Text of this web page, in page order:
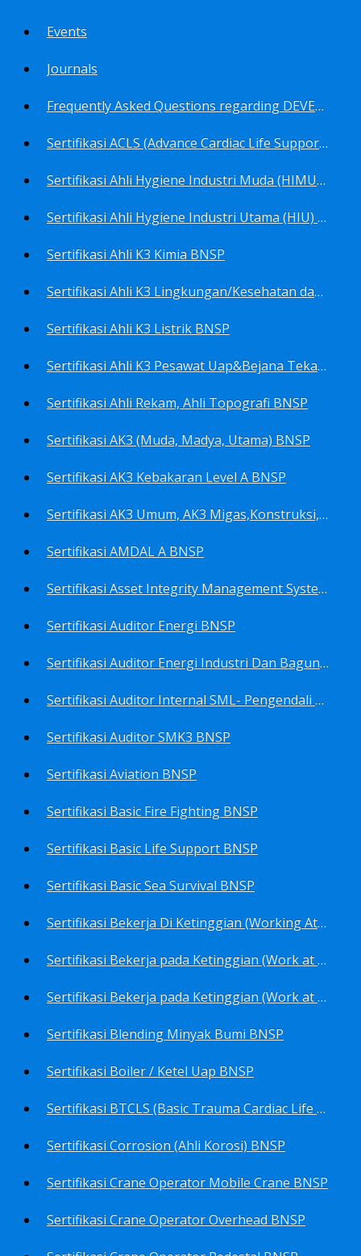
Events
Journals
Frequently Asked Questions regarding DEVELOP Training Center
Sertifikasi ACLS (Advance Cardiac Life Support) BNSP
Sertifikasi Ahli Hygiene Industri Muda (HIMU) BNSP
Sertifikasi Ahli Hygiene Industri Utama (HIU) BNSP
Sertifikasi Ahli K3 Kimia BNSP
Sertifikasi Ahli K3 Lingkungan/Kesehatan dan Keselamatan Kerja Lingkungan
Sertifikasi Ahli K3 Listrik BNSP
Sertifikasi Ahli K3 Pesawat Uap&Bejana Tekan BNSP
Sertifikasi Ahli Rekam, Ahli Topografi BNSP
Sertifikasi AK3 (Muda, Madya, Utama) BNSP
Sertifikasi AK3 Kebakaran Level A BNSP
Sertifikasi AK3 Umum, AK3 Migas,Konstruksi,Listrik&Boiler BNSP
Sertifikasi AMDAL A BNSP
Sertifikasi Asset Integrity Management System BNSP
Sertifikasi Auditor Energi BNSP
Sertifikasi Auditor Energi Industri Dan Bagunan Gedung BNSP
Sertifikasi Auditor Internal SML- Pengendali Dan Penerapan SML- Perencana SML- Manajer SML- Pengendali Dokumen SML BNSP
Sertifikasi Auditor SMK3 BNSP
Sertifikasi Aviation BNSP
Sertifikasi Basic Fire Fighting BNSP
Sertifikasi Basic Life Support BNSP
Sertifikasi Basic Sea Survival BNSP
Sertifikasi Bekerja Di Ketinggian (Working At Height) BNSP
Sertifikasi Bekerja pada Ketinggian (Work at Height)-Competency person (TKPK-TK3) BNSP
Sertifikasi Bekerja pada Ketinggian (Work at Height)-Pekerja/Standby Person (TKBT-TK2) BNSP
Sertifikasi Blending Minyak Bumi BNSP
Sertifikasi Boiler / Ketel Uap BNSP
Sertifikasi BTCLS (Basic Trauma Cardiac Life Support) BNSP
Sertifikasi Corrosion (Ahli Korosi) BNSP
Sertifikasi Crane Operator Mobile Crane BNSP
Sertifikasi Crane Operator Overhead BNSP